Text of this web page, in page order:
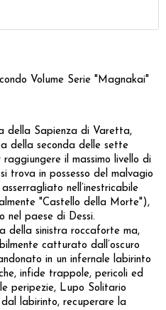
Volume Serie "Magnakai"
della Sapienza di Varetta,
della seconda delle sette
il massimo livello di
trova in possesso del malvagio
nell’inestricabile
"Castello della Morte"),
nel paese di Dessi.
della sinistra roccaforte ma,
catturato dall’oscuro
in un infernale labirinto
infide trappole, pericoli ed
peripezie, Lupo Solitario
labirinto, recuperare la